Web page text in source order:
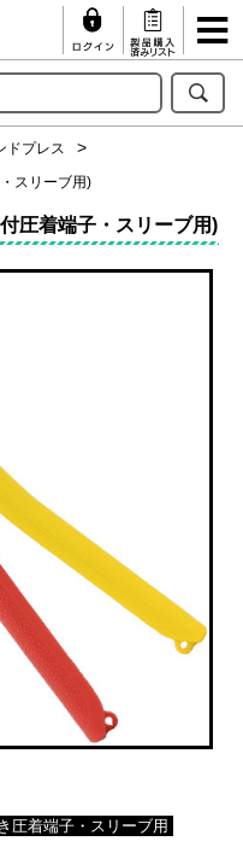
ドプレス
スリーブ用)
圧着端子・スリーブ用)
圧着端子・スリーブ用